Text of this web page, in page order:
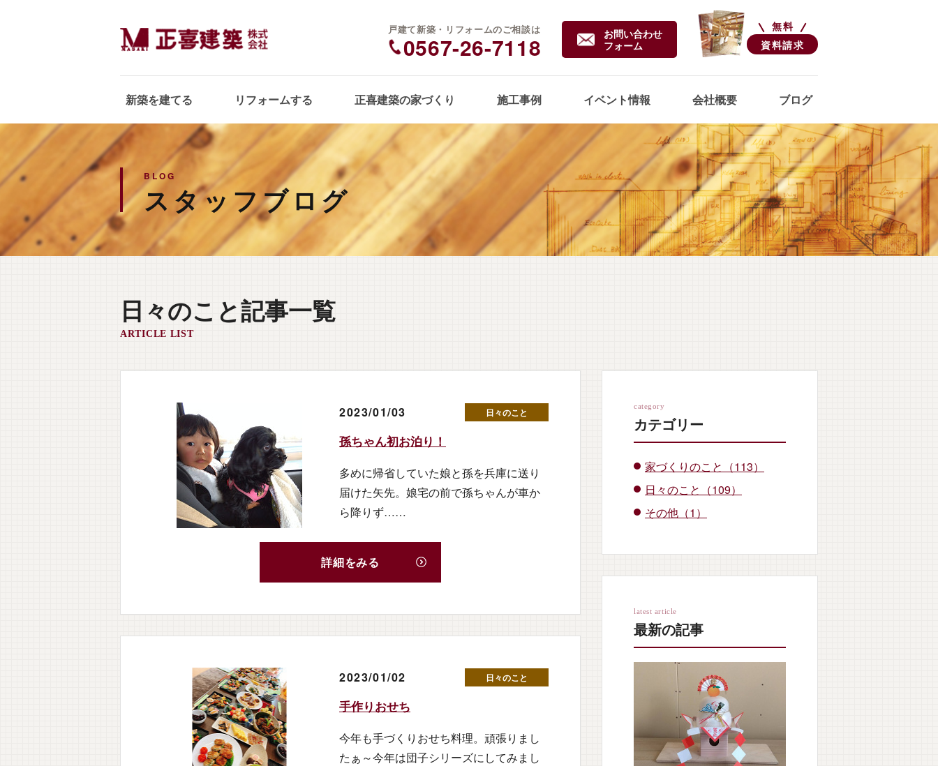
戸建て新築・リフォームのご相談は
0567-26-7118
お問い合わせ
フォーム
無料
資料請求
新築を建てる リフォームする 正喜建築の家づくり 施工事例 イベント情報 会社概要 ブログ
BLOG
スタッフブログ
日々のこと記事一覧
ARTICLE LIST
2023/01/03 日々のこと
孫ちゃん初お泊り！
多めに帰省していた娘と孫を兵庫に送り
届けた矢先。娘宅の前で孫ちゃんが車か
ら降りず……
詳細をみる
2023/01/02 日々のこと
手作りおせち
今年も手づくりおせち料理。頑張りまし
たぁ～今年は団子シリーズにしてみまし
category
カテゴリー
家づくりのこと（113）
日々のこと（109）
その他（1）
latest article
最新の記事